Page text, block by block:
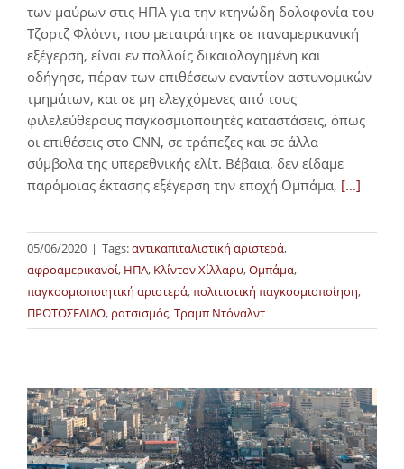
των μαύρων στις ΗΠΑ για την κτηνώδη δολοφονία του
Τζορτζ Φλόιντ, που μετατράπηκε σε παναμερικανική
εξέγερση, είναι εν πολλοίς δικαιολογημένη και
οδήγησε, πέραν των επιθέσεων εναντίον αστυνομικών
τμημάτων, και σε μη ελεγχόμενες από τους
φιλελεύθερους παγκοσμιοποιητές καταστάσεις, όπως
οι επιθέσεις στο CNN, σε τράπεζες και σε άλλα
σύμβολα της υπερεθνικής ελίτ. Βέβαια, δεν είδαμε
παρόμοιας έκτασης εξέγερση την εποχή Ομπάμα, [...]
05/06/2020 | Tags:αντικαπιταλιστική αριστερά,
αφροαμερικανοί, ΗΠΑ, Κλίντον Χίλλαρυ,Ομπάμα,
παγκοσμιοποιητική αριστερά,πολιτιστική παγκοσμιοποίηση,
ΠΡΩΤΟΣΕΛΙΔΟ, ρατσισμός,Τραμπ Ντόναλντ